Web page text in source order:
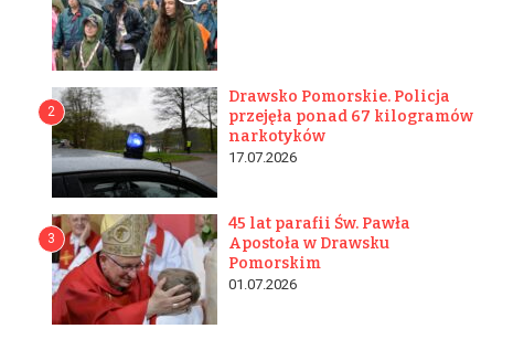
2
Drawsko Pomorskie. Policja
przejęła ponad 67 kilogramów
narkotyków
17.07.2026
3
45 lat parafii Św. Pawła
Apostoła w Drawsku
Pomorskim
01.07.2026